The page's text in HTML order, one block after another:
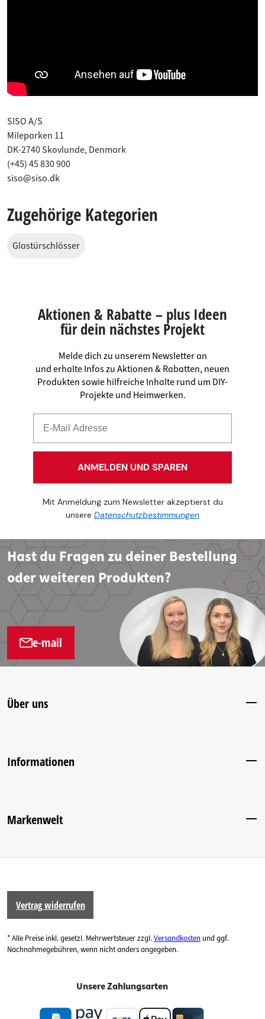
SISO A/S
Mileparken 11
DK-2740 Skovlunde, Denmark
(+45) 45 830 900
siso@siso.dk
Zugehörige Kategorien
Glastürschlösser
Aktionen & Rabatte – plus Ideen
für dein nächstes Projekt
Melde dich zu unserem Newsletter an
und erhalte Infos zu Aktionen & Rabatten, neuen
Produkten sowie hilfreiche Inhalte rund um DIY-
Projekte und Heimwerken.
ANMELDEN UND SPAREN
Mit Anmeldung zum Newsletter akzeptierst du
unsere Datenschutzbestimmungen
Hast du Fragen zu deiner Bestellung
oder weiteren Produkten?
e-mail
Über uns
Informationen
Markenwelt
Vertrag widerrufen
* Alle Preise inkl. gesetzl. Mehrwertsteuer zzgl.Versandkosten und ggf.
Nachnahmegebühren, wenn nicht anders angegeben.
Unsere Zahlungsarten